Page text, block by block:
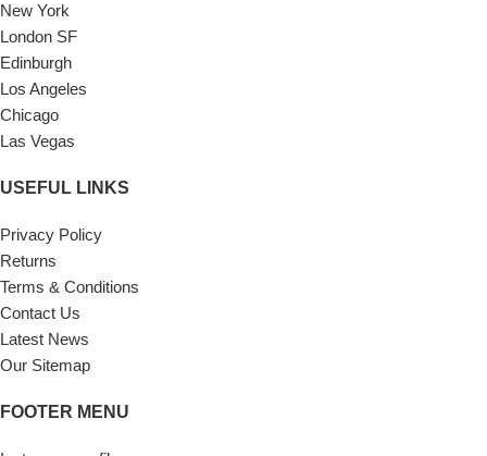
New York
London SF
Edinburgh
Los Angeles
Chicago
Las Vegas
USEFUL LINKS
Privacy Policy
Returns
Terms & Conditions
Contact Us
Latest News
Our Sitemap
FOOTER MENU